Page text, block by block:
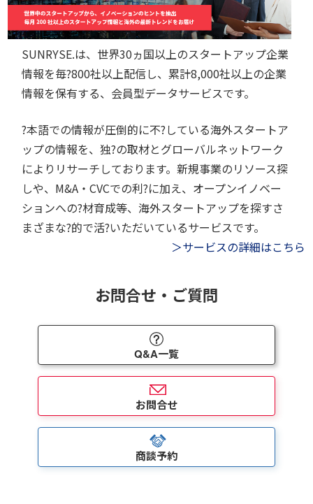
SUNRYSE.は、世界30ヵ国以上のスタートアップ企業
情報を毎?800社以上配信し、累計8,000社以上の企業
情報を保有する、会員型データサービスです。
?本語での情報が圧倒的に不?している海外スタートア
ップの情報を、独?の取材とグローバルネットワーク
によりリサーチしております。新規事業のリソース探
しや、M&A・CVCでの利?に加え、オープンイノベー
ションへの?材育成等、海外スタートアップを探すさ
まざまな?的で活?いただいているサービスです。
＞サービスの詳細はこちら
お問合せ・ご質問
Q&A一覧
お問合せ
商談予約